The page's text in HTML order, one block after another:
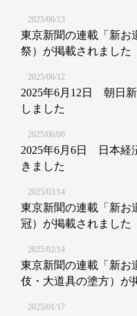
2025/06/13
東京新聞の連載「新
祭）が掲載されました
2025/06/12
2025年6月12日 朝日
しました
2025/06/06
2025年6月6日 日本経
きました
2025/03/14
東京新聞の連載「新
冠）が掲載されました
2025/02/14
東京新聞の連載「新
伎・大道具の塗方）が
2025/01/17